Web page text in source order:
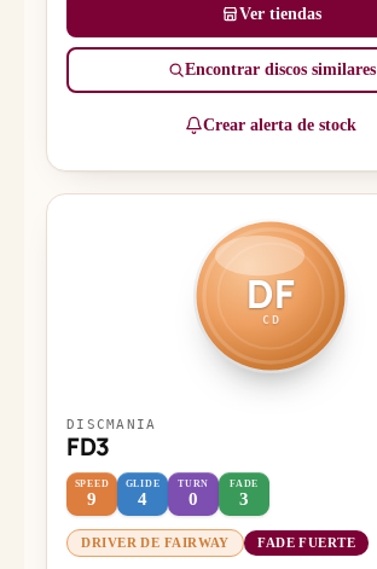
Ver tiendas
Encontrar discos similares
Crear alerta de stock
DF
CD
DISCMANIA
FD3
SPEED
9
GLIDE
4
TURN
0
FADE
3
DRIVER DE FAIRWAY FADE FUERTE